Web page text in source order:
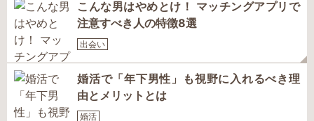
こんな男はやめとけ！ マッチングアプリで
注意すべき人の特徴8選
出会い
婚活で「年下男性」も視野に入れるべき理
由とメリットとは
婚活